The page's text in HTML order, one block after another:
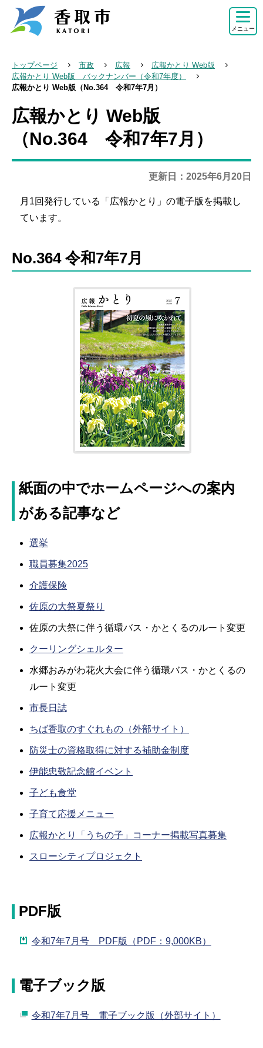
メニュー
トップページ 市政 広報
広報かとり Web版
広報かとり Web版 バックナンバー（令和7年度）
広報かとり Web版（No.364 令和7年7月）
本
こ
広報かとり Web版
（No.364 令和7年7月）
更新日：2025年6月20日
月1回発行している「広報かとり」の電子版を掲載し
ています。
No.364 令和7年7月
紙面の中でホームページへの案内
がある記事など
選挙
職員募集2025
介護保険
佐原の大祭夏祭り
佐原の大祭に伴う循環バス・かとくるのルート変更
クーリングシェルター
水郷おみがわ花火大会に伴う循環バス・かとくるの
ルート変更
市長日誌
ちば香取のすぐれもの（外部サイト）
防災士の資格取得に対する補助金制度
伊能忠敬記念館イベント
子ども食堂
子育て応援メニュー
広報かとり「うちの子」コーナー掲載写真募集
スローシティプロジェクト
PDF版
令和7年7月号 PDF版（PDF：9,000KB）
電子ブック版
令和7年7月号 電子ブック版（外部サイト）